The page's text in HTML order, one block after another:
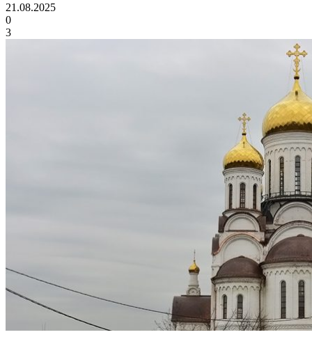
21.08.2025
0
3